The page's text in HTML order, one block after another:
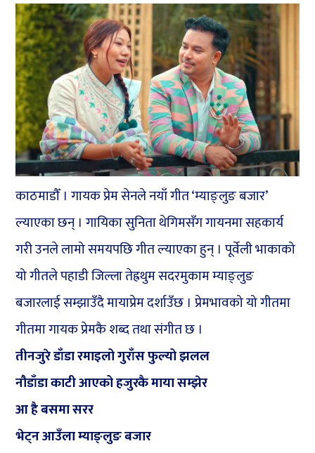
काठमाडौँ । गायक प्रेम सेनले नयाँ गीत ‘म्याङ्लुङ बजार’
ल्याएका छन् । गायिका सुनिता थेगिमसँग गायनमा सहकार्य
गरी उनले लामो समयपछि गीत ल्याएका हुन् । पूर्वेली भाकाको
यो गीतले पहाडी जिल्ला तेह्रथुम सदरमुकाम म्याङ्लुङ
बजारलाई सम्झाउँदै मायाप्रेम दर्शाउँछ । प्रेमभावको यो गीतमा
गीतमा गायक प्रेमकै शब्द तथा संगीत छ ।
तीनजुरे डाँडा रमाइलो गुराँस फुल्यो झलल
नौडाँडा काटी आएको हजुरकै माया सम्झेर
आ है बसमा सरर
भेट्न आउँला म्याङ्लुङ बजार